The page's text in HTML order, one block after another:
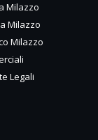
Milazzo
Milazzo
Milazzo
Legali